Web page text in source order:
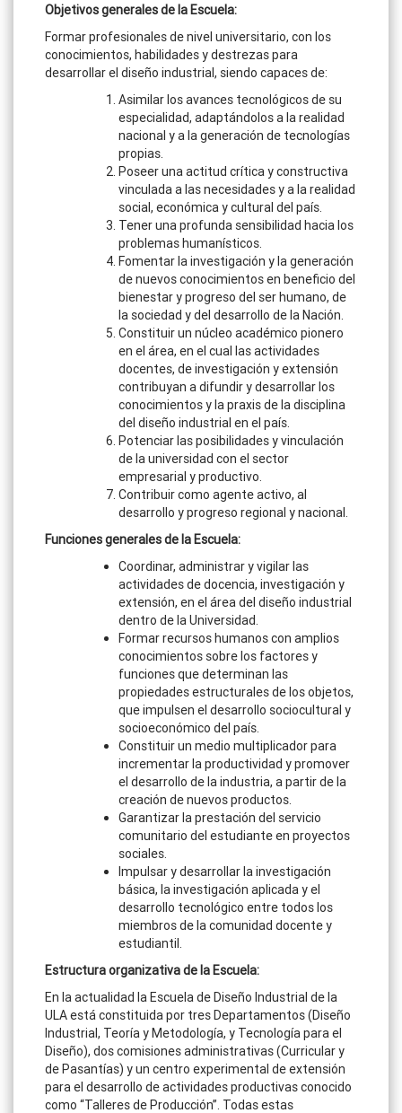
Objetivos generales de la Escuela:
Formar profesionales de nivel universitario, con los
conocimientos, habilidades y destrezas para
desarrollar el diseño industrial, siendo capaces de:
Asimilar los avances tecnológicos de su
especialidad, adaptándolos a la realidad
nacional y a la generación de tecnologías
propias.
Poseer una actitud crítica y constructiva
vinculada a las necesidades y a la realidad
social, económica y cultural del país.
Tener una profunda sensibilidad hacia los
problemas humanísticos.
Fomentar la investigación y la generación
de nuevos conocimientos en beneficio del
bienestar y progreso del ser humano, de
la sociedad y del desarrollo de la Nación.
Constituir un núcleo académico pionero
en el área, en el cual las actividades
docentes, de investigación y extensión
contribuyan a difundir y desarrollar los
conocimientos y la praxis de la disciplina
del diseño industrial en el país.
Potenciar las posibilidades y vinculación
de la universidad con el sector
empresarial y productivo.
Contribuir como agente activo, al
desarrollo y progreso regional y nacional.
Funciones generales de la Escuela:
Coordinar, administrar y vigilar las
actividades de docencia, investigación y
extensión, en el área del diseño industrial
dentro de la Universidad.
Formar recursos humanos con amplios
conocimientos sobre los factores y
funciones que determinan las
propiedades estructurales de los objetos,
que impulsen el desarrollo sociocultural y
socioeconómico del país.
Constituir un medio multiplicador para
incrementar la productividad y promover
el desarrollo de la industria, a partir de la
creación de nuevos productos.
Garantizar la prestación del servicio
comunitario del estudiante en proyectos
sociales.
Impulsar y desarrollar la investigación
básica, la investigación aplicada y el
desarrollo tecnológico entre todos los
miembros de la comunidad docente y
estudiantil.
Estructura organizativa de la Escuela:
En la actualidad la Escuela de Diseño Industrial de la
ULA está constituida por tres Departamentos (Diseño
Industrial, Teoría y Metodología, y Tecnología para el
Diseño), dos comisiones administrativas (Curricular y
de Pasantías) y un centro experimental de extensión
para el desarrollo de actividades productivas conocido
como “Talleres de Producción”. Todas estas